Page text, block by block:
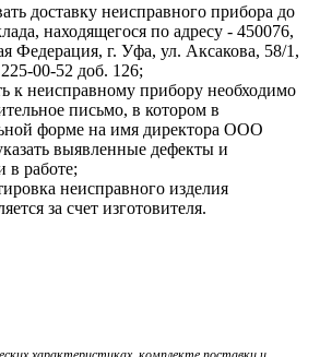
доставку неисправного прибора до
находящегося по адресу - 450076,
Федерация, г. Уфа, ул. Аксакова, 58/1,
00-52 доб. 126;
к неисправному прибору необходимо
письмо, в котором в
форме на имя директора ООО
выявленные дефекты и
в работе;
неисправного изделия
за счет изготовителя.